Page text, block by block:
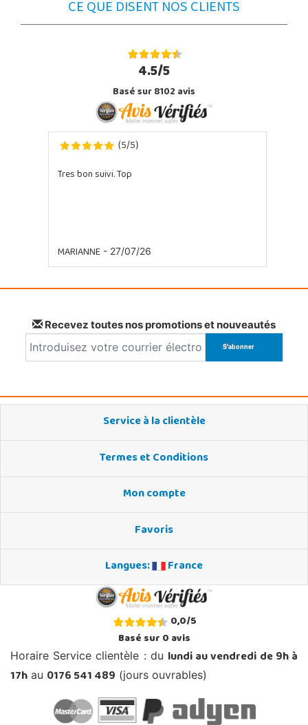
CE QUE DISENT NOS CLIENTS
4.5/5
Basé sur 8102 avis
(5/5)
Tres bon suivi. Top
MARIANNE- 27/07/26
Recevez toutes nos promotions et nouveautés
Service à la clientèle
Termes et Conditions
Mon compte
Favoris
Langues:
France
0,0/5
Basé sur0avis
Horaire Service clientèle : du lundi au vendredi de 9h à
17h au 0176 541 489 (jours ouvrables)